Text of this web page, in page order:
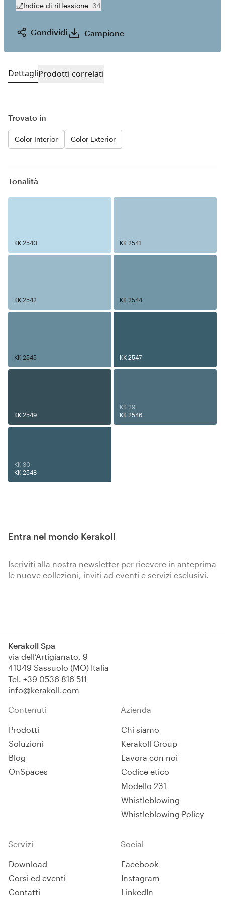
Indice di riflessione 34
Condividi Campione
DettagliProdotti correlati
Trovato in
Color Interior Color Exterior
Tonalità
KK 2540 KK 2541
KK 2542 KK 2544
KK 2545 KK 2547
KK 2549
KK 29
KK 2546
KK 30
KK 2548
Entra nel mondo Kerakoll
Iscriviti alla nostra newsletter per ricevere in anteprima
le nuove collezioni, inviti ad eventi e servizi esclusivi.
Kerakoll Spa
via dell’Artigianato, 9
41049 Sassuolo (MO) Italia
Tel. +39 0536 816 511
info@kerakoll.com
Contenuti
Prodotti
Soluzioni
Blog
OnSpaces
Azienda
Chi siamo
Kerakoll Group
Lavora con noi
Codice etico
Modello 231
Whistleblowing
Whistleblowing Policy
Servizi
Download
Corsi ed eventi
Contatti
Social
Facebook
Instagram
LinkedIn